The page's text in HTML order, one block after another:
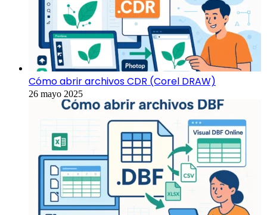
Cómo abrir archivos CDR (Corel DRAW)
26 mayo 2025